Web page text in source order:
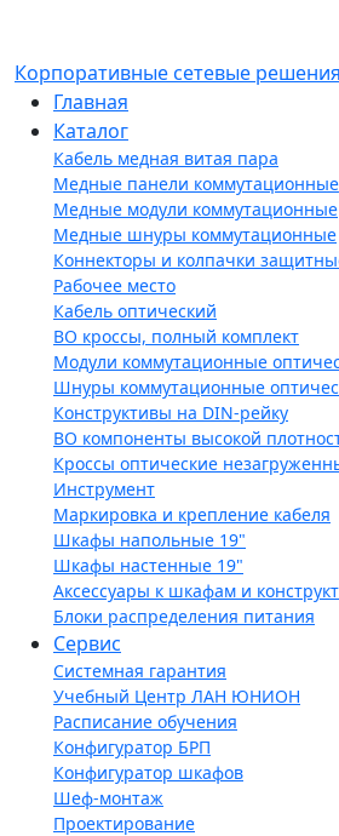
Корпоративные сетевые решения
Главная
Каталог
Кабель медная витая пара
Медные панели коммутационные
Медные модули коммутационные
Медные шнуры коммутационные
Коннекторы и колпачки
Рабочее место
Кабель оптический
ВО кроссы, полный комплект
Модули коммутационные
Шнуры коммутационные
Конструктивы на DIN-рейку
ВО компоненты высокой
Кроссы оптические
Инструмент
Маркировка и крепление кабеля
Шкафы напольные 19"
Шкафы настенные 19"
Аксессуары к шкафам и
Блоки распределения питания
Сервис
Системная гарантия
Учебный Центр ЛАН ЮНИОН
Расписание обучения
Конфигуратор БРП
Конфигуратор шкафов
Шеф-монтаж
Проектирование